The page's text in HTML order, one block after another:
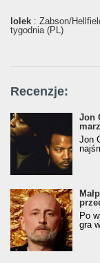
lolek : Żabson/
tygodnia (PL)
Recenzje:
Jon
Jon
Po
gra